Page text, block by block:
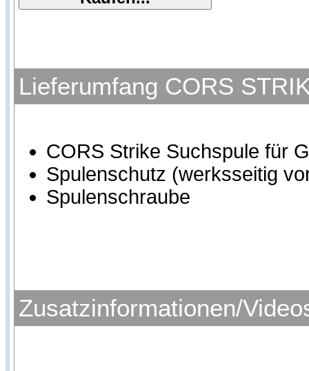
Lieferumfang CORS
CORS Strike Suchspule für
Spulenschutz (werksseitig
Spulenschraube
Zusatzinformationen/